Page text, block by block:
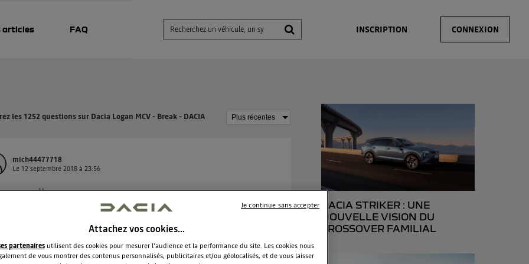
articles FAQ INSCRIPTION CONNEXION
les 1252 questions sur Dacia Logan MCV - Break - DACIA
mich44477718
Le 12 septembre 2018 à23:56
arrière
j'aimerais connaître la longueur arrière intérieur du véhicule
fois les sièges couchés ! Merci
3 réponses RÉPONDRE 1
DACIA STRIKER : UNE
NOUVELLE VISION DU
CROSSOVER FAMILIAL
Attachez vos cookies…
partenairesutilisent des cookies pour mesurer l'audience et la performance du site. Les cookies nous
de vous montrer des contenus personnalisés, publicitaires et/ou géolocalisés, et de vous laisser
Je continue sans accepter